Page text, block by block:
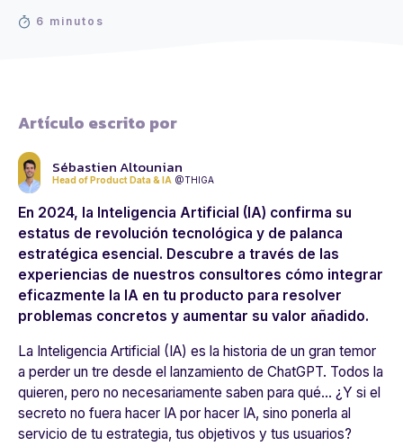
6 minutos
Artículo escrito por
Sébastien Altounian
Head of Product Data & IA @THIGA
En 2024, la Inteligencia Artificial (IA) confirma su
estatus de revolución tecnológica y de palanca
estratégica esencial. Descubre a través de las
experiencias de nuestros consultores cómo integrar
eficazmente la IA en tu producto para resolver
problemas concretos y aumentar su valor añadido.
La Inteligencia Artificial (IA) es la historia de un gran temor
a perder un tre desde el lanzamiento de ChatGPT. Todos la
quieren, pero no necesariamente saben para qué... ¿Y si el
secreto no fuera hacer IA por hacer IA, sino ponerla al
servicio de tu estrategia, tus objetivos y tus usuarios?